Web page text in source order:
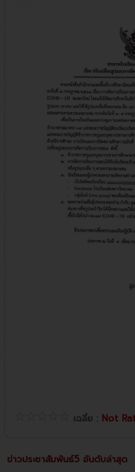
เฉลี่ย : Not
ข่าวประชาสัมพันธ์5 อันดับล่าสุด